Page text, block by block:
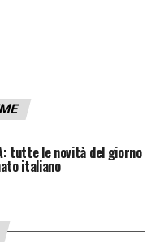
tutte le novità del giorno
italiano